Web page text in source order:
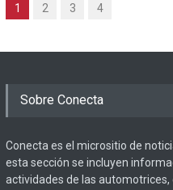
1 2 3 4
Sobre Conecta
Conecta es el micrositio de
esta sección se incluyen
actividades de las